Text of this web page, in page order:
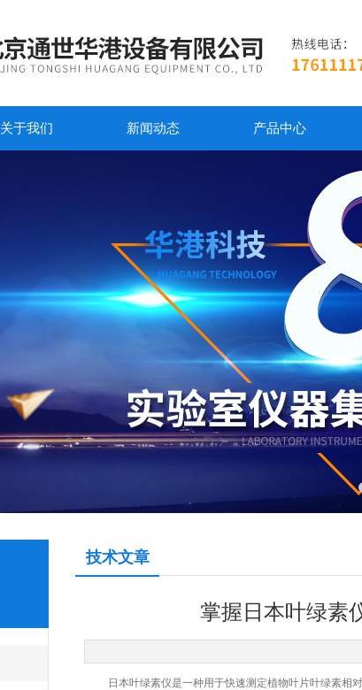
关于我们 新闻动态 产品中心
技术文章
掌握日本叶绿素
日本叶绿素仪是一种用于快速测定植物叶片叶绿素相对